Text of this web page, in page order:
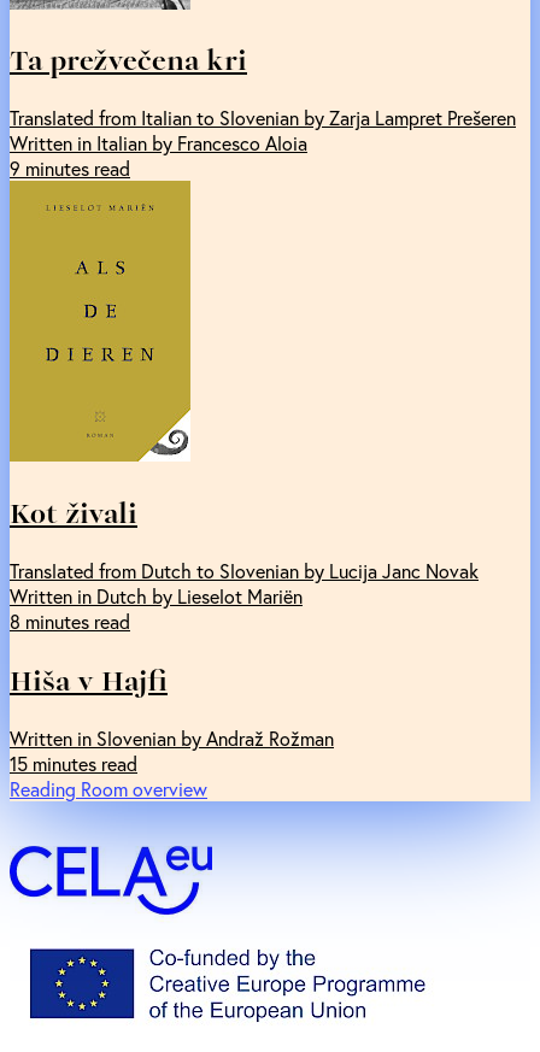
Ta prežvečena kri
Translated from Italian to Slovenian by Zarja Lampret Prešeren
Written in Italian by Francesco Aloia
9 minutes read
Kot živali
Translated from Dutch to Slovenian by Lucija Janc Novak
Written in Dutch by Lieselot Mariën
8 minutes read
Hiša v Hajfi
Written in Slovenian by Andraž Rožman
15 minutes read
Reading Room overview